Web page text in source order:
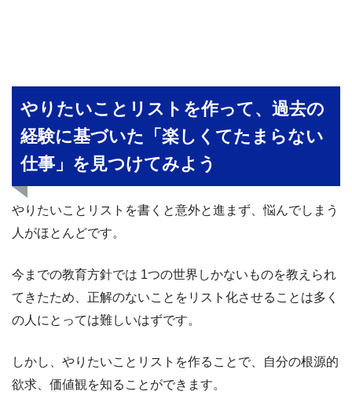
やりたいことリストを作って、過去の
経験に基づいた「楽しくてたまらない
仕事」を見つけてみよう
やりたいことリストを書くと意外と進まず、悩んでしまう
人がほとんどです。
今までの教育方針では 1つの世界しかないものを教えられ
てきたため、正解のないことをリスト化させることは多く
の人にとっては難しいはずです。
しかし、やりたいことリストを作ることで、自分の根源的
欲求、価値観を知ることができます。